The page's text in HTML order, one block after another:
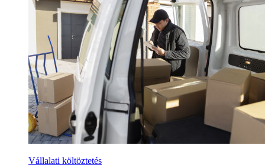
Vállalati költöztetés